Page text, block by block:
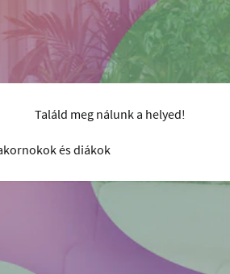
Találd meg nálunk a helyed!
és diákok